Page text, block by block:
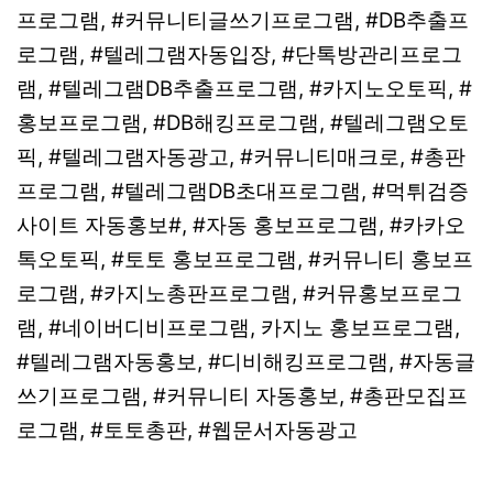
프로그램, #커뮤니티글쓰기프로그램, #DB추출프
로그램, #텔레그램자동입장, #단톡방관리프로그
램, #텔레그램DB추출프로그램, #카지노오토픽, #
홍보프로그램, #DB해킹프로그램, #텔레그램오토
픽, #텔레그램자동광고, #커뮤니티매크로, #총판
프로그램, #텔레그램DB초대프로그램, #먹튀검증
사이트 자동홍보#, #자동 홍보프로그램, #카카오
톡오토픽, #토토 홍보프로그램, #커뮤니티 홍보프
로그램, #카지노총판프로그램, #커뮤홍보프로그
램, #네이버디비프로그램, 카지노 홍보프로그램,
#텔레그램자동홍보, #디비해킹프로그램, #자동글
쓰기프로그램, #커뮤니티 자동홍보, #총판모집프
로그램, #토토총판, #웹문서자동광고